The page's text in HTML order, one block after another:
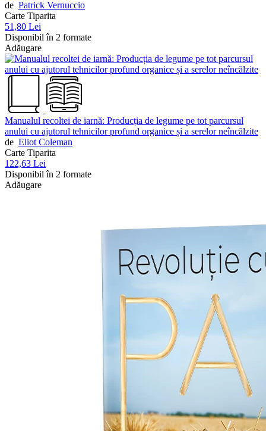
de Patrick Vernuccio
Carte Tiparita
51,80 Lei
Disponibil în 2 formate
Adăugare
Manualul recoltei de iarnă: Producția de legume pe tot parcursul
anului cu ajutorul tehnicilor profund organice și a serelor neîncălzite
de Eliot Coleman
Carte Tiparita
122,63 Lei
Disponibil în 2 formate
Adăugare